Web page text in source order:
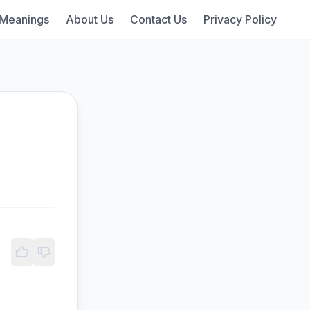
About Us Contact Us Privacy Policy